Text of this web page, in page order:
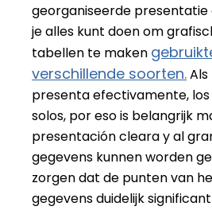
georganiseerde presentatie
je alles kunt doen om
tabellen te maken
verschillende soorten.Als
presenta efectivamente,
solos, por eso is belangrijk
presentación cleara y al
gegevens kunnen worden
zorgen dat de punten van
gegevens duidelijk